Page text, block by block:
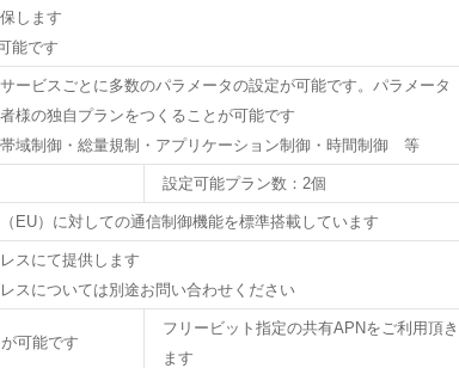
します
能です
ービスごとに多数のパラメータの設定が可能です。パラメータ
様の独自プランをつくることが可能です
域制御・総量規制・アプリケーション制御・時間制御 等
設定可能プラン数：2個
EU）に対しての通信制御機能を標準搭載しています
スにて提供します
スについては別途お問い合わせください
可能です
フリービット指定の共有APNをご利用頂き
ます